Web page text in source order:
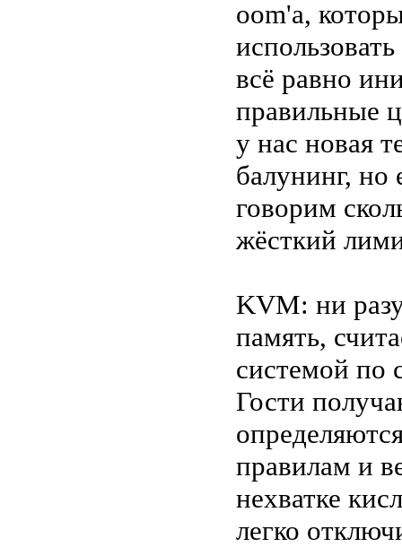
oom'а,
всё равно
правильные
у нас новая
балунинг,
говорим
жёсткий
KVM: ни
память,
системой по
Гости
правилам и
нехватке
легко